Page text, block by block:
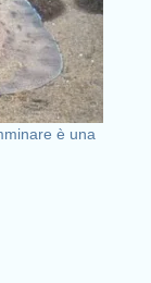
è una